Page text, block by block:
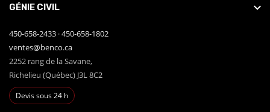
GÉNIE CIVIL
450-658-2433 ·450-658-1802
ventes@benco.ca
2252 rang de la Savane,
Richelieu (Québec) J3L 8C2
Devis sous 24 h